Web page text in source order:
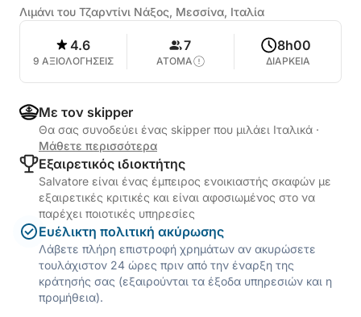
Λιμάνι του Τζαρντίνι Νάξος, Μεσσίνα, Ιταλία
4.6
9 ΑΞΙΟΛΟΓΗΣΕΙΣ
7
ΑΤΟΜΑ
8h00
ΔΙΑΡΚΕΙΑ
Με τον skipper
Θα σας συνοδεύει ένας skipper που μιλάει Ιταλικά ·
Μάθετε περισσότερα
Εξαιρετικός ιδιοκτήτης
Salvatore είναι ένας έμπειρος ενοικιαστής σκαφών με
εξαιρετικές κριτικές και είναι αφοσιωμένος στο να
παρέχει ποιοτικές υπηρεσίες
Ευέλικτη πολιτική ακύρωσης
Λάβετε πλήρη επιστροφή χρημάτων αν ακυρώσετε
τουλάχιστον 24 ώρες πριν από την έναρξη της
κράτησής σας (εξαιρούνται τα έξοδα υπηρεσιών και η
προμήθεια).